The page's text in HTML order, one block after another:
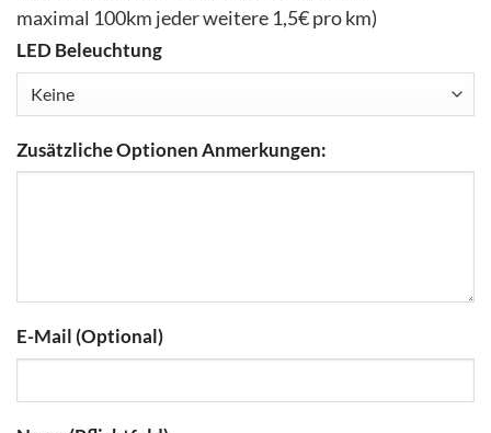
maximal 100km jeder weitere 1,5€ pro km)
LED Beleuchtung
Zusätzliche Optionen Anmerkungen:
E-Mail (Optional)